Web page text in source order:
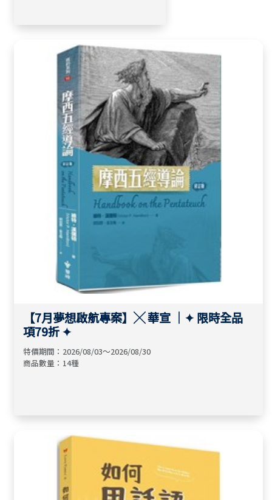
【7月夢想啟航專案】╳ 華宣 ｜✦ 限時全品
項79折 ✦
特價期間：2026/08/03～2026/08/30
商品數量：14種